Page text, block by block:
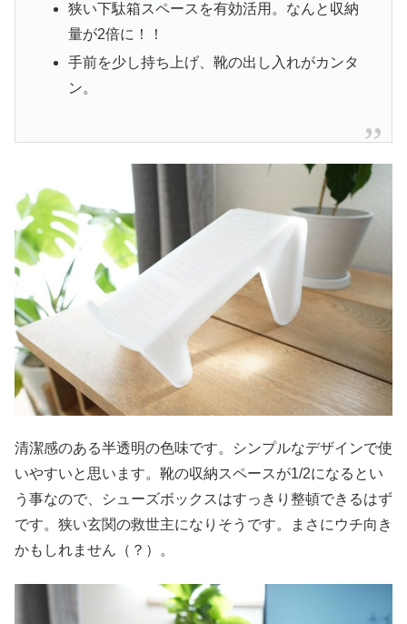
狭い下駄箱スペースを有効活用。なんと収納
量が2倍に！！
手前を少し持ち上げ、靴の出し入れがカンタ
ン。
清潔感のある半透明の色味です。シンプルなデザインで使
いやすいと思います。靴の収納スペースが1/2になるとい
う事なので、シューズボックスはすっきり整頓できるはず
です。狭い玄関の救世主になりそうです。まさにウチ向き
かもしれません（？）。